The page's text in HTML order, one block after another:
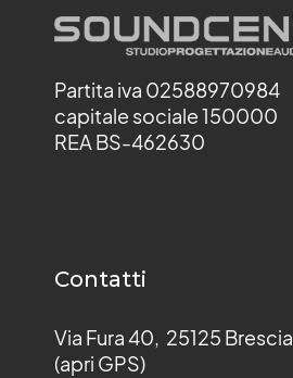
Partita iva 02588970984
capitale sociale 150000
REA BS-462630
Contatti
Via Fura 40, 25125 Brescia
(apri GPS)